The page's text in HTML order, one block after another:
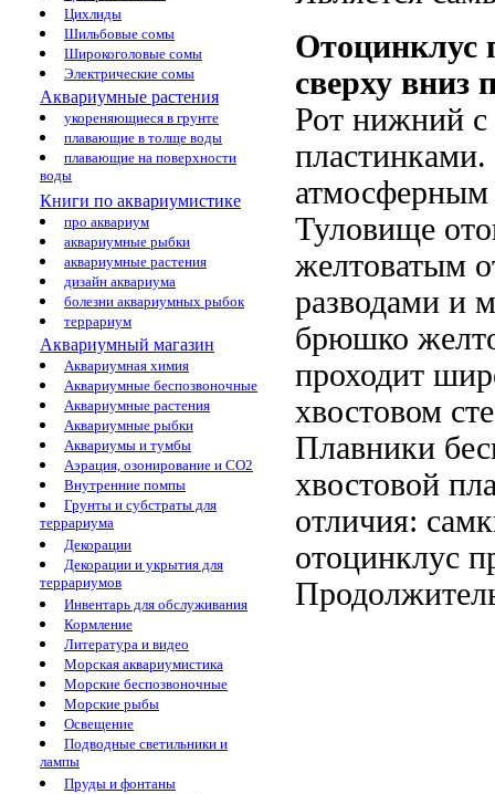
Цихлиды
Шильбовые сомы
Широкоголовые сомы
Электрические сомы
Аквариумные растения
укореняющиеся в грунте
плавающие в толще воды
плавающие на поверхности
воды
Книги по аквариумистике
про аквариум
аквариумные рыбки
аквариумные растения
дизайн аквариума
болезни аквариумных рыбок
террариум
Аквариумный магазин
Аквариумная химия
Аквариумные беспозвоночные
Аквариумные растения
Аквариумные рыбки
Аквариумы и тумбы
Аэрация, озонирование и CO2
Внутренние помпы
Грунты и субстраты для
террариума
Декорации
Декорации и укрытия для
террариумов
Инвентарь для обслуживания
Кормление
Литература и видео
Морская аквариумистика
Морские беспозвоночные
Морские рыбы
Освещение
Подводные светильники и
лампы
Пруды и фонтаны
Отоцинклус
сверху вниз
Рот нижний с
атмосферным
Туловище
желтоватым
разводами и
брюшко
проходит
хвостовом
Плавники
хвостовой
отличия:
отоцинклус